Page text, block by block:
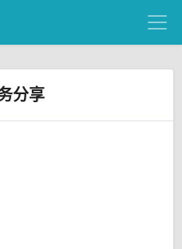
分享